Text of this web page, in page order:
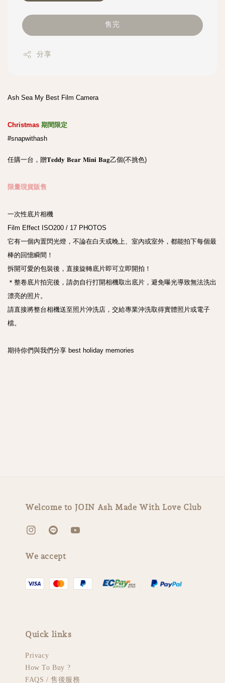
售完
分享
Ash Sea My Best Film Camera
Christmas
#snapwithash
任購一台，贈𝐓𝐞𝐝𝐝𝐲 𝐁𝐞𝐚𝐫 𝐌𝐢𝐧𝐢 𝐁𝐚𝐠乙個(不挑色)
限量現貨販售
一次性底片相機
Film Effect ISO200 / 17 PHOTOS
它有一個內置閃光燈，不論在白天或晚上、室內或室外，都能拍下每個最
棒的回憶瞬間！
拆開可愛的包裝後，直接旋轉底片即可立即開拍！
＊整卷底片拍完後，請勿自行打開相機取出底片，避免曝光導致無法洗出
漂亮的照片。
請直接將整台相機送至照片沖洗店，交給專業沖洗取得實體照片或電子
檔。
期待你們與我們分享 best holiday memories
Welcome to JOIN Ash Made With Love Club
We accept
Quick links
Privacy
How To Buy ?
FAQS / 售後服務